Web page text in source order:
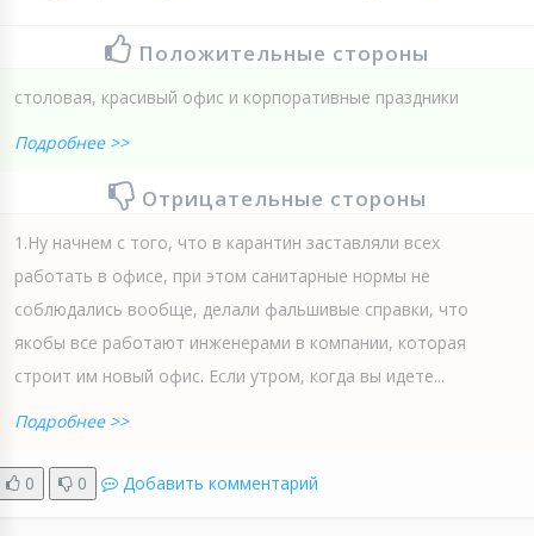
Положительные стороны
столовая, красивый офис и корпоративные праздники
Подробнее >>
Отрицательные стороны
1.Ну начнем с того, что в карантин заставляли всех
работать в офисе, при этом санитарные нормы не
соблюдались вообще, делали фальшивые справки, что
якобы все работают инженерами в компании, которая
строит им новый офис. Если утром, когда вы идете...
Подробнее >>
0 0 Добавить комментарий